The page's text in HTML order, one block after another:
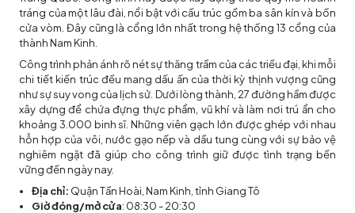
tráng của một lâu đài, nổi bật với cấu trúc gồm ba sân kín và bốn
cửa vòm. Đây cũng là cổng lớn nhất trong hệ thống 13 cổng của
thành Nam Kinh.
Công trình phản ánh rõ nét sự thăng trầm của các triều đại, khi mỗi
chi tiết kiến trúc đều mang dấu ấn của thời kỳ thịnh vượng cũng
như sự suy vong của lịch sử. Dưới lòng thành, 27 đường hầm được
xây dựng để chứa đựng thực phẩm, vũ khí và làm nơi trú ẩn cho
khoảng 3.000 binh sĩ. Những viên gạch lớn được ghép với nhau
hỗn hợp của vôi, nước gạo nếp và dầu tung cùng với sự bảo vệ
nghiêm ngặt đã giúp cho công trình giữ được tình trạng bền
vững đến ngày nay.
Địa chỉ: Quận Tần Hoài, Nam Kinh, tỉnh Giang Tô
Giờ đóng/mở cửa: 08:30 - 20:30